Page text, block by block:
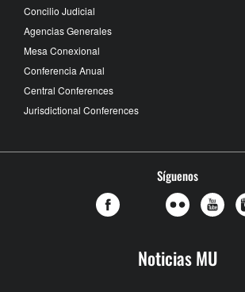
Concilio Judicial
Agencias Generales
Mesa Conexional
Conferencia Anual
Central Conferences
Jurisdictional Conferences
Síguenos
Noticias MU